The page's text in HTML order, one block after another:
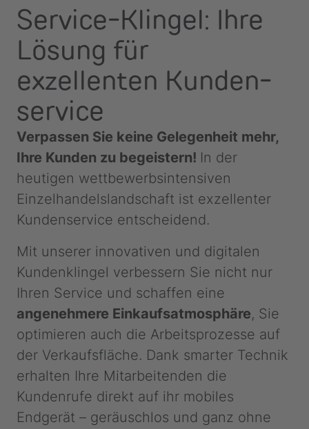
Service-Klingel: Ihre
Lösung für
exzellenten Kunden­
service
Verpassen Sie keine Gelegenheit mehr,
Ihre Kunden zu begeistern! In der
heutigen wettbewerbsintensiven
Einzelhandelslandschaft ist exzellenter
Kundenservice entscheidend.
Mit unserer innovativen und digitalen
Kundenklingel verbessern Sie nicht nur
Ihren Service und schaffen eine
angenehmere Einkaufsatmosphäre, Sie
optimieren auch die Arbeitsprozesse auf
der Verkaufsfläche. Dank smarter Technik
erhalten Ihre Mitarbeitenden die
Kundenrufe direkt auf ihr mobiles
Endgerät – geräuschlos und ganz ohne